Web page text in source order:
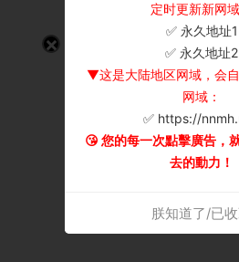
定时更新新网域
✅ 永久地址1
✅ 永久地址2
▼这是大陆地区网域，会
网域：
✅ https://
😘 您的每一次點擊廣告，
去的動力！
朕知道了/已
×